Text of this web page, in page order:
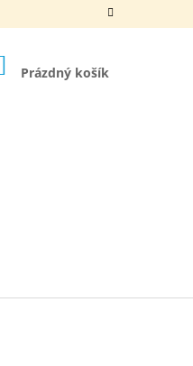
NÁKUPNÍ
KOŠÍK
Prázdný košík